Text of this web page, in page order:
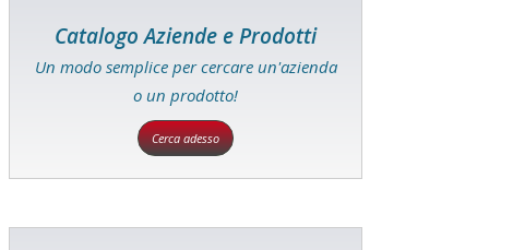
Catalogo Aziende e Prodotti
Un modo semplice per cercare un'azienda
o un prodotto!
Cerca adesso